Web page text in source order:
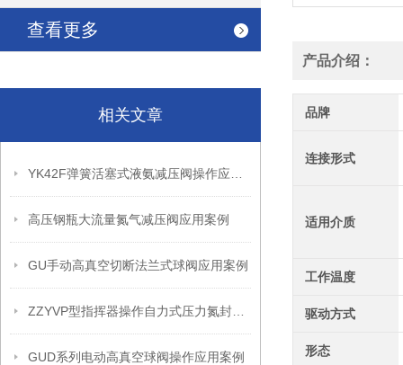
查看更多
相关文章
高压钢瓶大流量氮气减压阀应用案例
GU手动高真空切断法兰式球阀应用案例
GUD系列电动高真空球阀操作应用案例
产品介绍：
品牌
连接形式
适用介质
工作温度
驱动方式
形态